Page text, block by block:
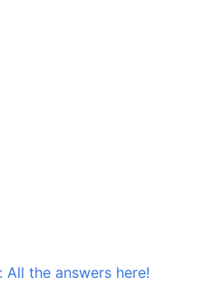
All the answers here!